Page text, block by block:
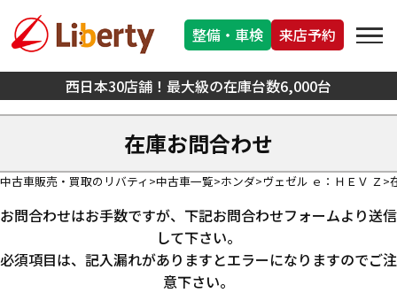
西日本30店舗！最大級の在庫台数6,000台
整備・車検 来店予約
在庫お問合わせ
中古車販売・買取のリバティ 中古車一覧 ホンダ ヴェゼル ｅ：ＨＥＶ Ｚ
お問合わせはお手数ですが、下記お問合わせフォームより送信
して下さい。
必須項目は、記入漏れがありますとエラーになりますのでご注
意下さい。